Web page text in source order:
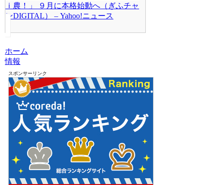
ｉ農！」 ９月に本格始動へ（ぎふチャ
ンDIGITAL） – Yahoo!ニュース
ホーム
情報
スポンサーリンク